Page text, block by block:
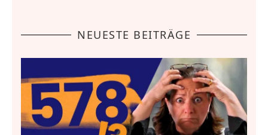
NEUESTE BEITRÄGE